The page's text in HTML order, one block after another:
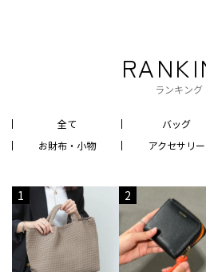
ランキング
全て バッグ
お財布・小物
アクセサリー
1 2